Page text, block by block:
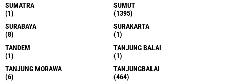
SUMATRA
(1)
SUMUT
(1395)
SURABAYA
(8)
SURAKARTA
(1)
TANDEM
(1)
TANJUNG BALAI
(1)
TANJUNG MORAWA
(6)
TANJUNGBALAI
(464)